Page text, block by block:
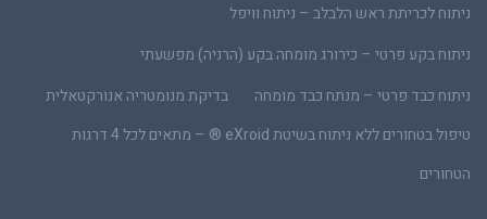
ניתוח לכריתת ראש הלבלב – ניתוח וויפל
ניתוח בקע פרטי – כירורג מומחה בקע (הרניה) מפשעתי
ניתוח כבד פרטי – מנתח כבד מומחה
בדיקת מנומטריה אנורקטאלית
טיפול בטחורים ללא ניתוח בשיטת eXroid ® – מתאים לכל 4 דרגות
הטחורים